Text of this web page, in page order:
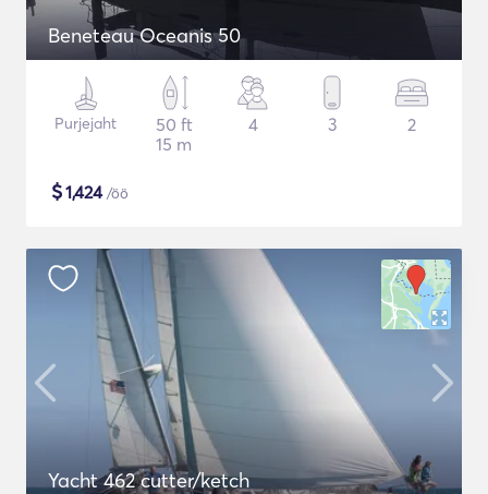
Beneteau Oceanis 50
Purjejaht
50 ft
15 m
4 3 2
$1,424/öö
Yacht 462 cutter/ketch